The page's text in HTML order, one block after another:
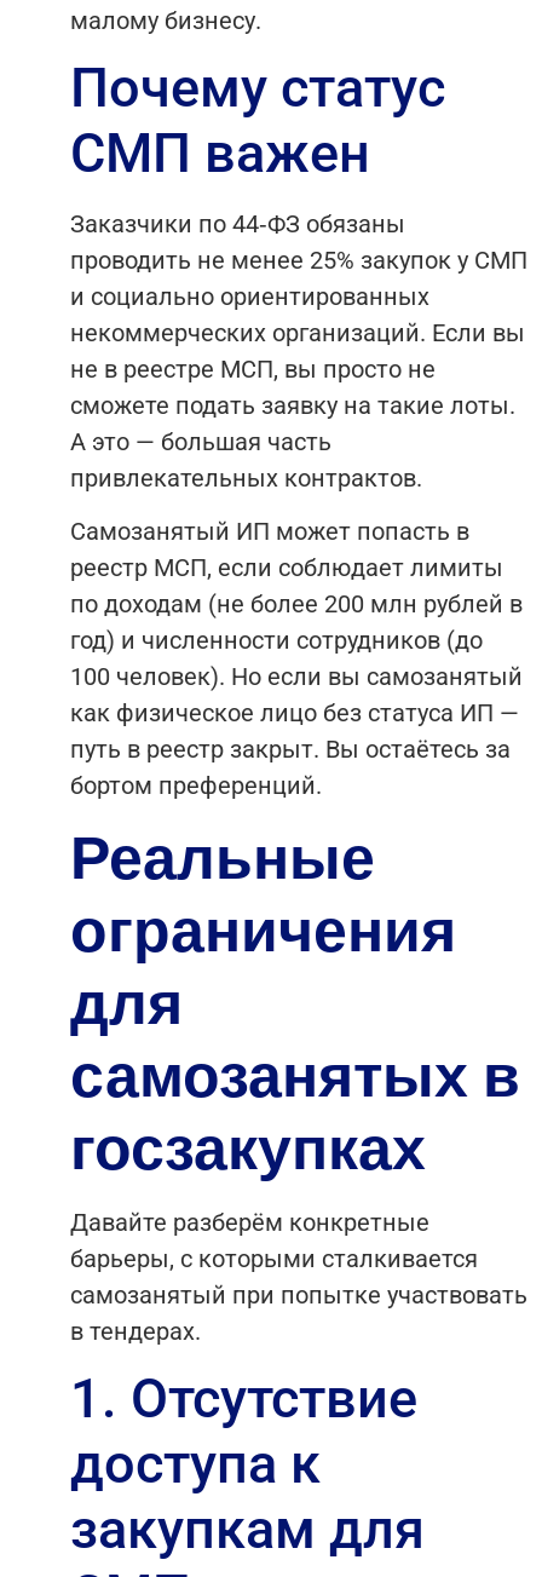
малому бизнесу.
Почему статус
СМП важен
Заказчики по 44‑ФЗ обязаны
проводить не менее 25% закупок у СМП
и социально ориентированных
некоммерческих организаций. Если вы
не в реестре МСП, вы просто не
сможете подать заявку на такие лоты.
А это — большая часть
привлекательных контрактов.
Самозанятый ИП может попасть в
реестр МСП, если соблюдает лимиты
по доходам (не более 200 млн рублей в
год) и численности сотрудников (до
100 человек). Но если вы самозанятый
как физическое лицо без статуса ИП —
путь в реестр закрыт. Вы остаётесь за
бортом преференций.
Реальные
ограничения
для
самозанятых в
госзакупках
Давайте разберём конкретные
барьеры, с которыми сталкивается
самозанятый при попытке участвовать
в тендерах.
1. Отсутствие
доступа к
закупкам для